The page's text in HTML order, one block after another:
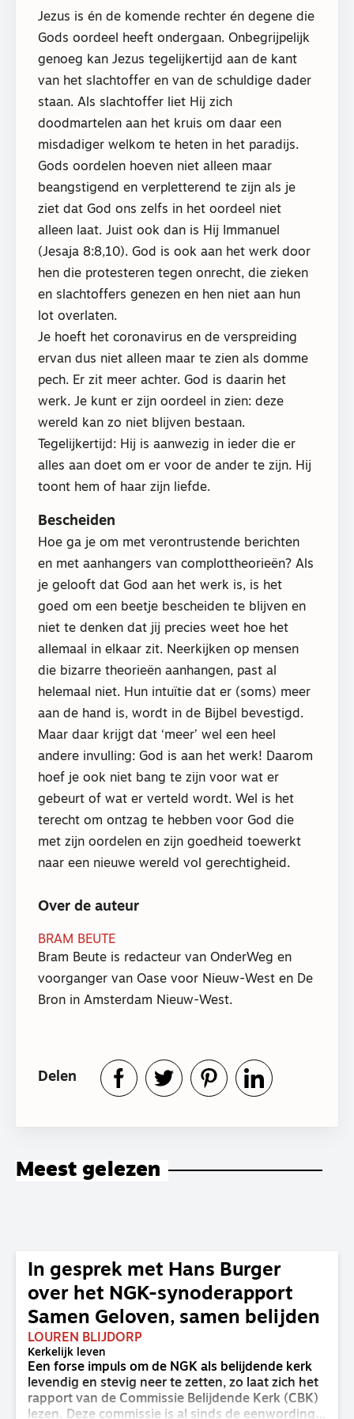
Jezus is én de komende rechter én degene die
Gods oordeel heeft ondergaan. Onbegrijpelijk
genoeg kan Jezus tegelijkertijd aan de kant
van het slachtoffer en van de schuldige dader
staan. Als slachtoffer liet Hij zich
doodmartelen aan het kruis om daar een
misdadiger welkom te heten in het paradijs.
Gods oordelen hoeven niet alleen maar
beangstigend en verpletterend te zijn als je
ziet dat God ons zelfs in het oordeel niet
alleen laat. Juist ook dan is Hij Immanuel
(Jesaja 8:8,10). God is ook aan het werk door
hen die protesteren tegen onrecht, die zieken
en slachtoffers genezen en hen niet aan hun
lot overlaten.
Je hoeft het coronavirus en de verspreiding
ervan dus niet alleen maar te zien als domme
pech. Er zit meer achter. God is daarin het
werk. Je kunt er zijn oordeel in zien: deze
wereld kan zo niet blijven bestaan.
Tegelijkertijd: Hij is aanwezig in ieder die er
alles aan doet om er voor de ander te zijn. Hij
toont hem of haar zijn liefde.
Bescheiden
Hoe ga je om met verontrustende berichten
en met aanhangers van complottheorieën? Als
je gelooft dat God aan het werk is, is het
goed om een beetje bescheiden te blijven en
niet te denken dat jij precies weet hoe het
allemaal in elkaar zit. Neerkijken op mensen
die bizarre theorieën aanhangen, past al
helemaal niet. Hun intuïtie dat er (soms) meer
aan de hand is, wordt in de Bijbel bevestigd.
Maar daar krijgt dat ‘meer’ wel een heel
andere invulling: God is aan het werk! Daarom
hoef je ook niet bang te zijn voor wat er
gebeurt of wat er verteld wordt. Wel is het
terecht om ontzag te hebben voor God die
met zijn oordelen en zijn goedheid toewerkt
naar een nieuwe wereld vol gerechtigheid.
Over de auteur
BRAM BEUTE
Bram Beute is redacteur van OnderWeg en
voorganger van Oase voor Nieuw-West en De
Bron in Amsterdam Nieuw-West.
Delen
Meest gelezen
In gesprek met Hans Burger
over het NGK-synoderapport
Samen Geloven, samen belijden
LOUREN BLIJDORP
Kerkelijk leven
Een forse impuls om de NGK als belijdende kerk
levendig en stevig neer te zetten, zo laat zich het
rapport van de Commissie Belijdende Kerk (CBK)
lezen. Deze commissie is al sinds de eenwording